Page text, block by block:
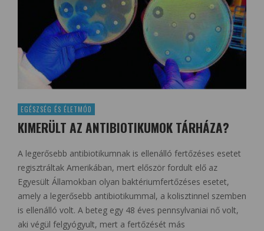
EGÉSZSÉG ÉS ÉLETMÓD
KIMERÜLT AZ ANTIBIOTIKUMOK TÁRHÁZA?
A legerősebb antibiotikumnak is ellenálló fertőzéses esetet
regisztráltak Amerikában, mert először fordult elő az
Egyesült Államokban olyan baktériumfertőzéses esetet,
amely a legerősebb antibiotikummal, a kolisztinnel szemben
is ellenálló volt. A beteg egy 48 éves pennsylvaniai nő volt,
aki végül felgyógyult, mert a fertőzését más